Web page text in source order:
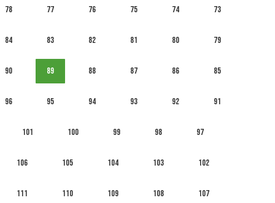
73
74
75
76
77
78
79
80
81
82
83
84
85
86
87
88
89
90
91
92
93
94
95
96
97
98
99
100
101
102
103
104
105
106
107
108
109
110
111